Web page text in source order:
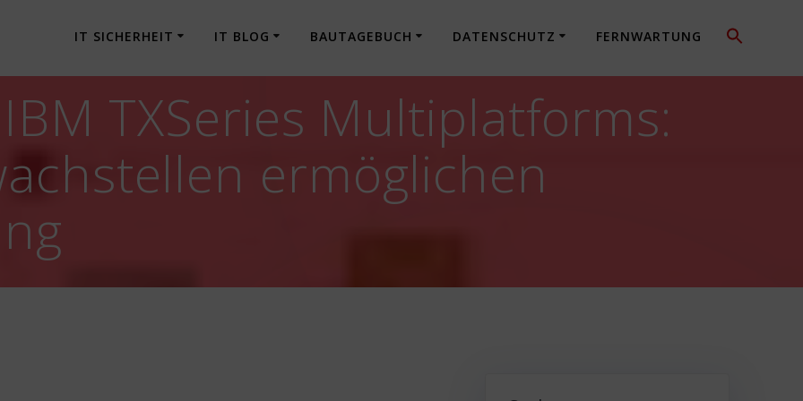
IT SICHERHEIT IT BLOG BAUTAGEBUCH DATENSCHUTZ FERNWARTUNG
TXSeries Multiplatforms:
ermöglichen